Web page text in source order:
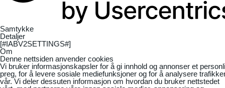
Samtykke
Detaljer
[#IABV2SETTINGS#]
Om
Denne nettsiden anvender cookies
Vi bruker informasjonskapsler for å gi innhold og annonser et
preg, for å levere sosiale mediefunksjoner og for å analysere
vår. Vi deler dessuten informasjon om hvordan du bruker nettstedet